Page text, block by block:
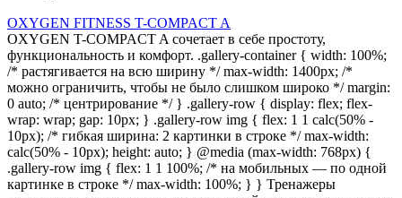
OXYGEN FITNESS T-COMPACT A
OXYGEN T-COMPACT A сочетает в себе простоту,
функциональность и комфорт. .gallery-container { width: 100%;
/* растягивается на всю ширину */ max-width: 1400px; /*
можно ограничить, чтобы не было слишком широко */ margin:
0 auto; /* центрирование */ } .gallery-row { display: flex; flex-
wrap: wrap; gap: 10px; } .gallery-row img { flex: 1 1 calc(50% -
10px); /* гибкая ширина: 2 картинки в строке */ max-width:
calc(50% - 10px); height: auto; } @media (max-width: 768px) {
.gallery-row img { flex: 1 1 100%; /* на мобильных — по одной
картинке в строке */ max-width: 100%; } } Тренажеры